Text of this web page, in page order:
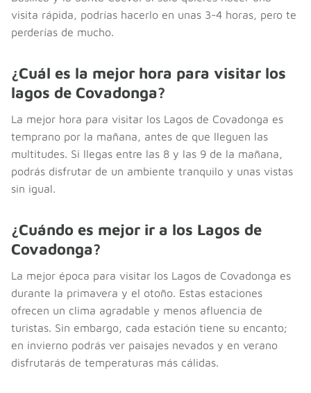
visita rápida, podrías hacerlo en unas 3-4 horas, pero te
perderías de mucho.
¿Cuál es la mejor hora para visitar los
lagos de Covadonga?
La mejor hora para visitar los Lagos de Covadonga es
temprano por la mañana, antes de que lleguen las
multitudes. Si llegas entre las 8 y las 9 de la mañana,
podrás disfrutar de un ambiente tranquilo y unas vistas
sin igual.
¿Cuándo es mejor ir a los Lagos de
Covadonga?
La mejor época para visitar los Lagos de Covadonga es
durante la primavera y el otoño. Estas estaciones
ofrecen un clima agradable y menos afluencia de
turistas. Sin embargo, cada estación tiene su encanto;
en invierno podrás ver paisajes nevados y en verano
disfrutarás de temperaturas más cálidas.